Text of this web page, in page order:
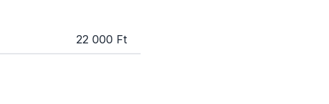
22 000 Ft